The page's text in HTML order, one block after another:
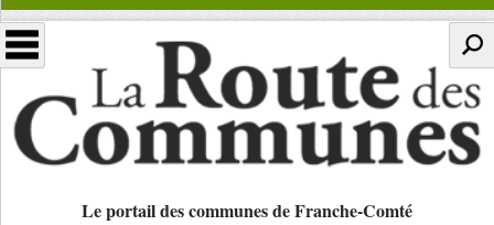
Le portail des communes de Franche-Comté